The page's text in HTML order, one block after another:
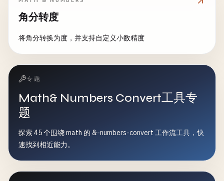
角分转度
将角分转换为度，并支持自定义小数精度
专题
Math& Numbers Convert工具专
题
探索 45 个围绕 math 的 &-numbers-convert 工作流工具，快
速找到相近能力。